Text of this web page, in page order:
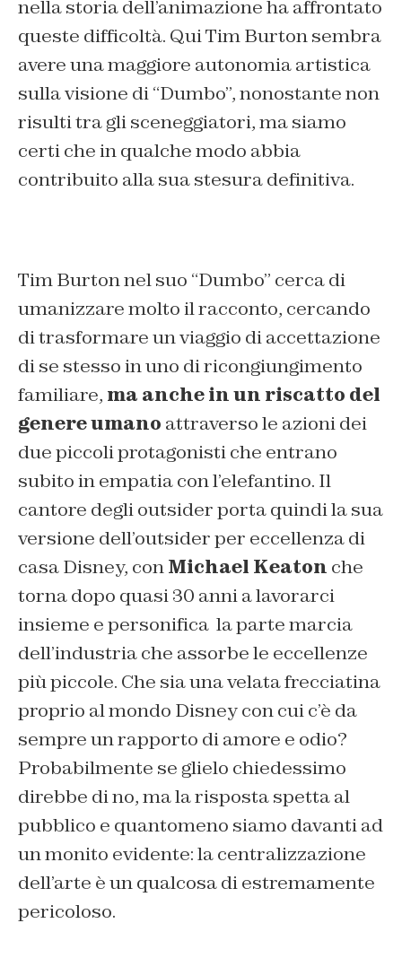
nella storia dell’animazione ha affrontato
queste difficoltà. Qui Tim Burton sembra
avere una maggiore autonomia artistica
sulla visione di “Dumbo”, nonostante non
risulti tra gli sceneggiatori, ma siamo
certi che in qualche modo abbia
contribuito alla sua stesura definitiva.
Tim Burton nel suo “Dumbo” cerca di
umanizzare molto il racconto, cercando
di trasformare un viaggio di accettazione
di se stesso in uno di ricongiungimento
familiare, ma anche in un riscatto del
genere umano attraverso le azioni dei
due piccoli protagonisti che entrano
subito in empatia con l’elefantino. Il
cantore degli outsider porta quindi la sua
versione dell’outsider per eccellenza di
casa Disney, conMichael Keaton che
torna dopo quasi 30 anni a lavorarci
insieme e personifica la parte marcia
dell’industria che assorbe le eccellenze
più piccole. Che sia una velata frecciatina
proprio al mondo Disney con cui c’è da
sempre un rapporto di amore e odio?
Probabilmente se glielo chiedessimo
direbbe di no, ma la risposta spetta al
pubblico e quantomeno siamo davanti ad
un monito evidente: la centralizzazione
dell’arte è un qualcosa di estremamente
pericoloso.